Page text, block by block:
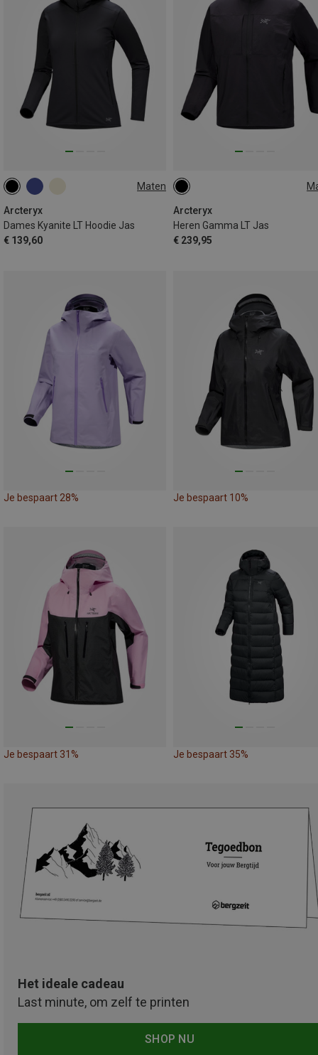
Maten
Arcteryx
Dames Kyanite LT Hoodie Jas
€ 139,60
XS S
Arcteryx
Heren Gamma LT Jas
€ 239,95
L
Je bespaart 28% Je bespaart 10%
Je bespaart 31% Je bespaart 35%
Het ideale cadeau
Last minute, om zelf te printen
SHOP NU